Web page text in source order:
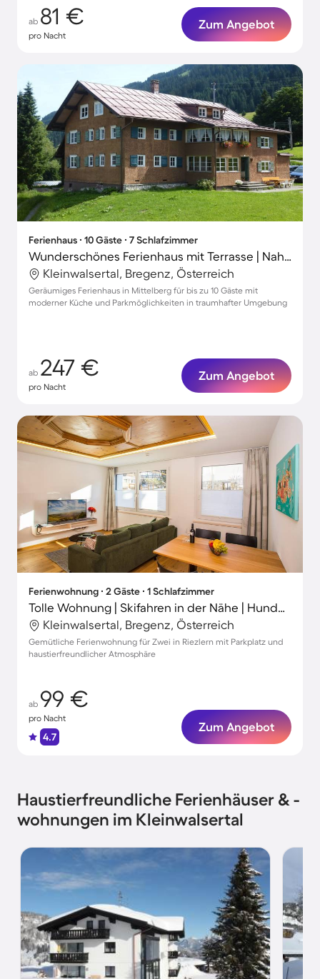
ab 81 €
pro Nacht
Zum Angebot
Ferienhaus ∙ 10 Gäste ∙ 7 Schlafzimmer
Wunderschönes Ferienhaus mit Terrasse | Nah am Skifahren
Kleinwalsertal, Bregenz, Österreich
Geräumiges Ferienhaus in Mittelberg für bis zu 10 Gäste mit
moderner Küche und Parkmöglichkeiten in traumhafter Umgebung
ab 247 €
pro Nacht
Zum Angebot
Ferienwohnung ∙ 2 Gäste ∙ 1 Schlafzimmer
Tolle Wohnung | Skifahren in der Nähe | Hunde erlaubt
Kleinwalsertal, Bregenz, Österreich
Gemütliche Ferienwohnung für Zwei in Riezlern mit Parkplatz und
haustierfreundlicher Atmosphäre
ab 99 €
pro Nacht
4.7
Zum Angebot
Haustierfreundliche Ferienhäuser & -
wohnungen im Kleinwalsertal